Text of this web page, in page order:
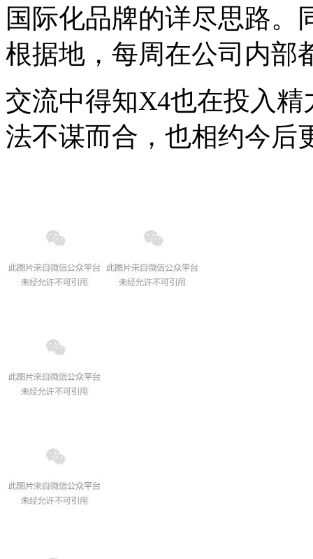
国际化品牌的详尽思路。
根据地，每周在公司内部
交流中得知X4也在投入
法不谋而合，也相约今后